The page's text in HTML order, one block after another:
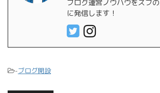
ブログ運営ノウハウをズブ
に発信します！
-ブログ開設